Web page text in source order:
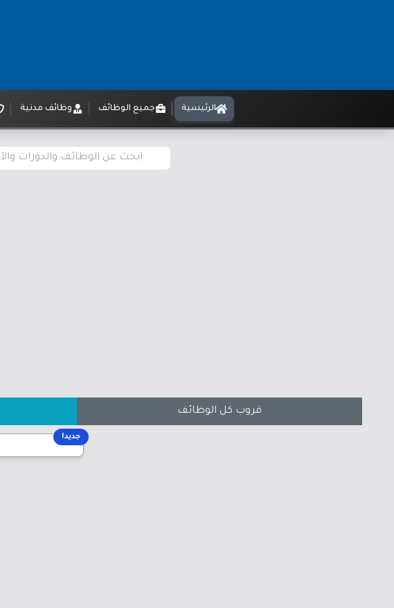
الرئيسية جميع الوظائف وظائف مدنية
قروب كل الوظائف
جديد!